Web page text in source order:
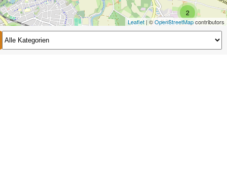
2
2
Leaflet| ©OpenStreetMapcontributors